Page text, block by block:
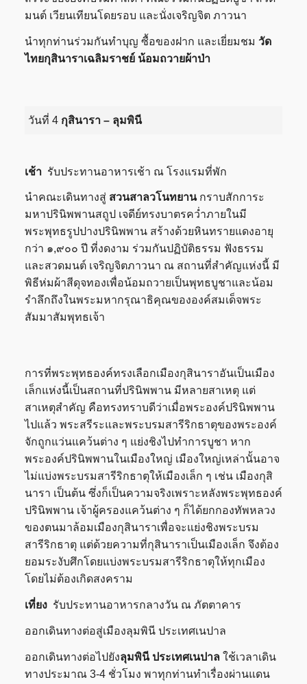
มนต์ เวียนเทียนโดยรอบ และนั่งเจริญจิต ภาวนา
นำทุกท่านร่วมกันทำบุญ ซื้อของฝาก และเยี่ยมชม วัด
ไทยกุสินาราเฉลิมราชย์ น้อมถวายผ้าป่า
วันที่ 4 กุสินารา – ลุมพินี
เช้า รับประทานอาหารเช้า ณ โรงแรมที่พัก
นำคณะเดินทางสู่ สวนสาลวโนทยานกราบสักการะ
มหาปรินิพพานสถูป เจดีย์ทรงบาตรคว่ำภายในมี
พระพุทธรูปปางปรินิพพาน สร้างด้วยหินทรายแดงอายุ
กว่า ๑,๙๐๐ ปี ที่งดงาม ร่วมกันปฏิบัติธรรม ฟังธรรม
และสวดมนต์ เจริญจิตภาวนา ณ สถานที่สำคัญแห่งนี้ มี
พิธีห่มผ้าสีดุจทองเพื่อน้อมถวายเป็นพุทธบูชาและน้อม
รำลึกถึงในพระมหากรุณาธิคุณขององค์สมเด็จพระ
สัมมาสัมพุทธเจ้า
การที่พระพุทธองค์ทรงเลือกเมืองกุสินาราอันเป็นเมือง
เล็กแห่งนี้เป็นสถานที่ปรินิพพาน มีหลายสาเหตุ แต่
สาเหตุสำคัญ คือทรงทราบดีว่าเมื่อพระองค์ปรินิพพาน
ไปแล้ว พระสรีระและพระบรมสารีริกธาตุของพระองค์
จักถูกแว่นแคว้นต่าง ๆ แย่งชิงไปทำการบูชา หาก
พระองค์ปรินิพพานในเมืองใหญ่ เมืองใหญ่เหล่านั้นอาจ
ไม่แบ่งพระบรมสารีริกธาตุให้เมืองเล็ก ๆ เช่น เมืองกุสิ
นารา เป็นต้น ซึ่งก็เป็นความจริงเพราะหลังพระพุทธองค์
ปรินิพพาน เจ้าผู้ครองแคว้นต่าง ๆ ก็ได้ยกกองทัพหลวง
ของตนมาล้อมเมืองกุสินาราเพื่อจะแย่งชิงพระบรม
สารีริกธาตุ แต่ด้วยความที่กุสินาราเป็นเมืองเล็ก จึงต้อง
ยอมระงับศึกโดยแบ่งพระบรมสารีริกธาตุให้ทุกเมือง
โดยไม่ต้องเกิดสงคราม
เที่ยงรับประทานอาหารกลางวัน ณ ภัตตาคาร
ออกเดินทางต่อสู่เมืองลุมพินี ประเทศเนปาล
ออกเดินทางต่อไปยังลุมพินี ประเทศเนปาล ใช้เวลาเดิน
ทางประมาณ 3-4 ชั่วโมง พาทุกท่านทำเรื่องผ่านแดน